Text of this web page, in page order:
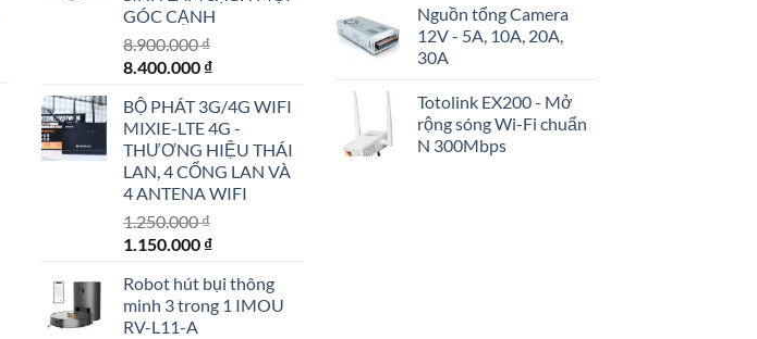
GÓC CẠNH
8.900.000₫
Giá
là:
8.900.000 ₫.
8.400.000 ₫Giá
tại
là:
8.400.000 ₫.
BỘ PHÁT 3G/4G WIFI
MIXIE-LTE 4G -
THƯƠNG HIỆU THÁI
LAN, 4 CỔNG LAN VÀ
4 ANTENA WIFI
1.250.000₫
Giá
là:
1.250.000 ₫.
1.150.000 ₫Giá
tại
là:
Robot hút bụi thông
minh 3 trong 1 IMOU
RV-L11-A
Nguồn tổng Camera
12V - 5A, 10A, 20A,
30A
Totolink EX200 - Mở
rộng sóng Wi-Fi chuẩn
N 300Mbps